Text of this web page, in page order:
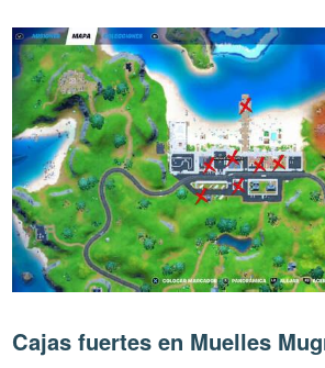
Cajas fuertes en Muelles